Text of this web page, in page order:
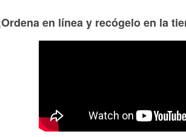
en línea y recógelo en la